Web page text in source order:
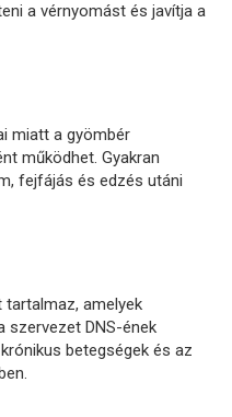
a vérnyomást és javítja a
miatt a gyömbér
működhet. Gyakran
fejfájás és edzés utáni
amelyek
szervezet DNS-ének
betegségek és az